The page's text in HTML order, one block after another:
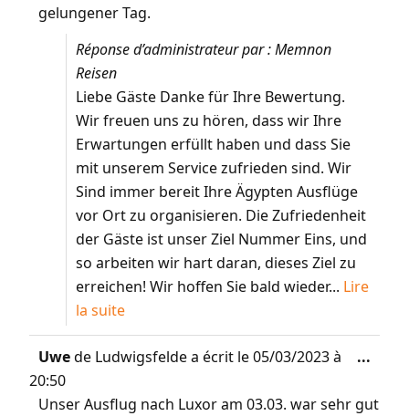
gelungener Tag.
Réponse d’administrateur par : Memnon
Reisen
Liebe Gäste Danke für Ihre Bewertung.
Wir freuen uns zu hören, dass wir Ihre
Erwartungen erfüllt haben und dass Sie
mit unserem Service zufrieden sind. Wir
Sind immer bereit Ihre Ägypten Ausflüge
vor Ort zu organisieren. Die Zufriedenheit
der Gäste ist unser Ziel Nummer Eins, und
so arbeiten wir hart daran, dieses Ziel zu
erreichen! Wir hoffen Sie bald wieder... Lire
la suite
Uwede Ludwigsfelde a écrit le05/03/2023 à
20:50
Unser Ausflug nach Luxor am 03.03. war sehr gut
...